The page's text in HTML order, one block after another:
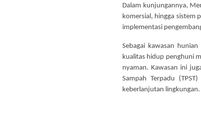
Dalam kunjungannya,
komersial, hingga sistem
implementasi
Sebagai kawasan
kualitas hidup penghuni
nyaman. Kawasan ini
Sampah Terpadu
keberlanjutan lingkungan.